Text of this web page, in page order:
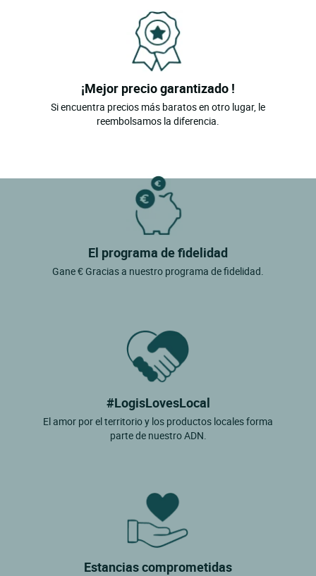
¡Mejor precio garantizado !
Si encuentra precios más baratos en otro lugar, le
reembolsamos la diferencia.
El programa de fidelidad
Gane € Gracias a nuestro programa de fidelidad.
#LogisLovesLocal
El amor por el territorio y los productos locales forma
parte de nuestro ADN.
Estancias comprometidas